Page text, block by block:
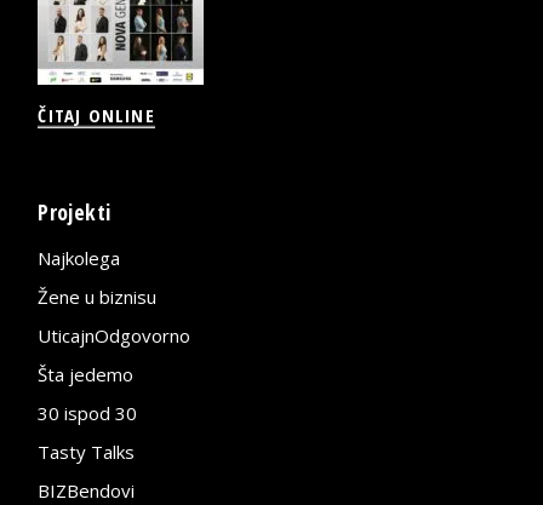
ČITAJ ONLINE
Projekti
Najkolega
Žene u biznisu
UticajnOdgovorno
Šta jedemo
30 ispod 30
Tasty Talks
BIZBendovi